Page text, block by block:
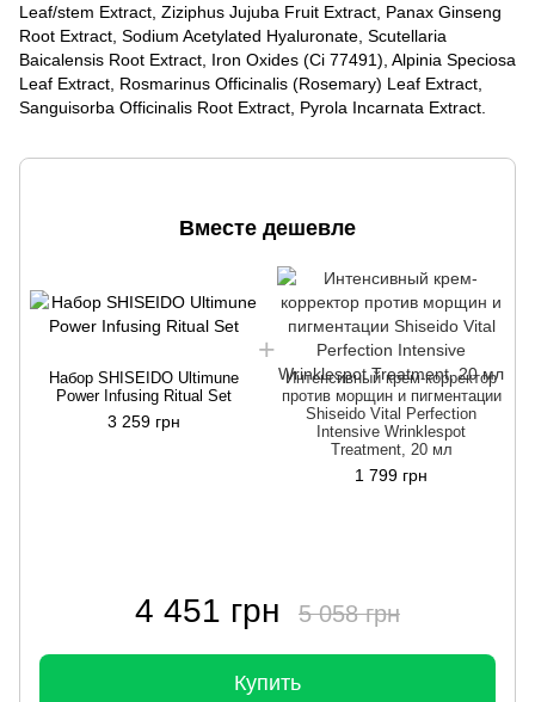
Leaf/stem Extract, Ziziphus Jujuba Fruit Extract, Panax Ginseng
Root Extract, Sodium Acetylated Hyaluronate, Scutellaria
Baicalensis Root Extract, Iron Oxides (Ci 77491), Alpinia Speciosa
Leaf Extract, Rosmarinus Officinalis (Rosemary) Leaf Extract,
Sanguisorba Officinalis Root Extract, Pyrola Incarnata Extract.
Вместе дешевле
Набор SHISEIDO Ultimune
Power Infusing Ritual Set
3 259 грн
Интенсивный крем-корректор
против морщин и пигментации
Shiseido Vital Perfection
Intensive Wrinklespot
Treatment, 20 мл
1 799 грн
4 451 грн 5 058 грн
Купить